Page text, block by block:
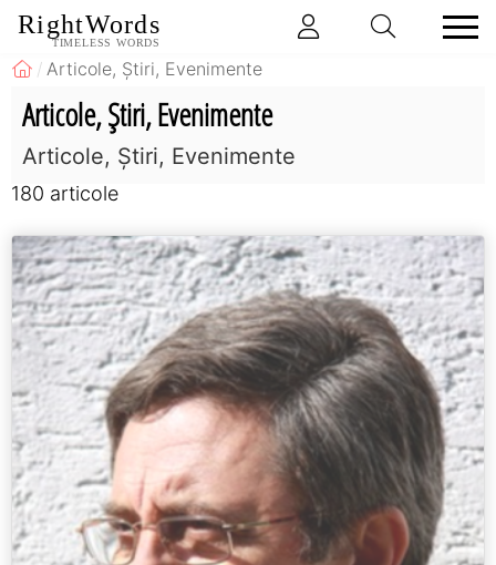
RightWords
TIMELESS WORDS
Articole, Știri, Evenimente
Articole, Știri, Evenimente
Articole, Ştiri, Evenimente
180 articole